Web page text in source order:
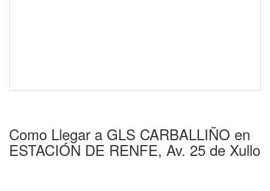
Como Llegar a GLS CARBALLIÑO en
ESTACIÓN DE RENFE, Av. 25 de Xullo